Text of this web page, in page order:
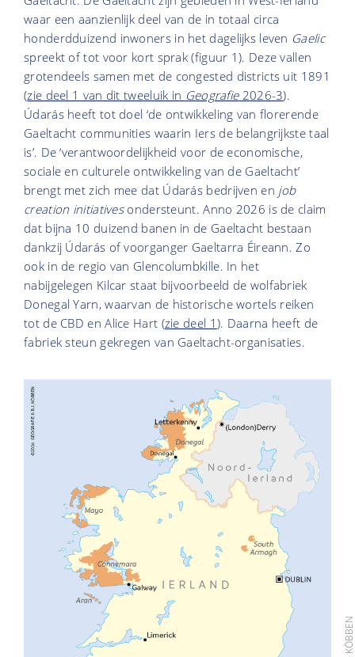
waar een aanzienlijk deel van de in totaal circa
honderdduizend inwoners in het dagelijks leven Gaelic
spreekt of tot voor kort sprak (figuur 1). Deze vallen
grotendeels samen met de congested districts uit 1891
(zie deel 1 van dit tweeluik in Geografie2026-3).
Údarás heeft tot doel ‘de ontwikkeling van florerende
Gaeltacht communities waarin Iers de belangrijkste taal
is’. De ‘verantwoordelijkheid voor de economische,
sociale en culturele ontwikkeling van de Gaeltacht’
brengt met zich mee dat Údarás bedrijven en job
creation initiativesondersteunt. Anno 2026 is de claim
dat bijna 10 duizend banen in de Gaeltacht bestaan
dankzij Údarás of voorganger Gaeltarra Éireann. Zo
ook in de regio van Glencolumbkille. In het
nabijgelegen Kilcar staat bijvoorbeeld de wolfabriek
Donegal Yarn, waarvan de historische wortels reiken
tot de CBD en Alice Hart (zie deel 1 ). Daarna heeft de
fabriek steun gekregen van Gaeltacht-organisaties.